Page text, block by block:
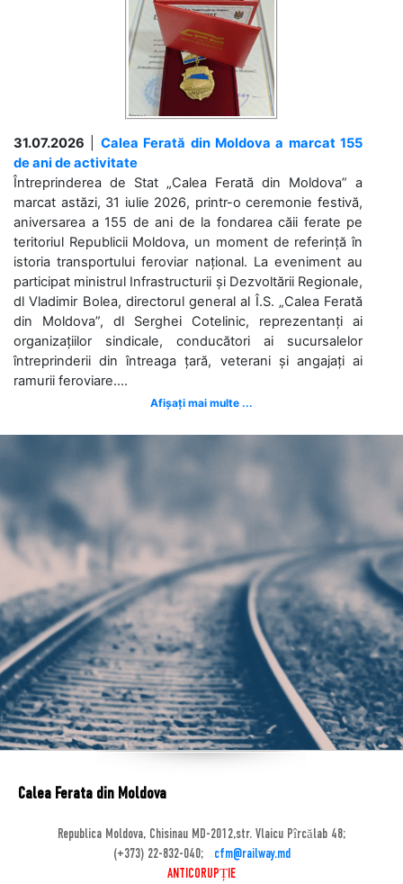
31.07.2026
Calea Ferată din Moldova a marcat 155
de ani de activitate
Întreprinderea de Stat „Calea Ferată din Moldova” a
marcat astăzi, 31 iulie 2026, printr-o ceremonie festivă,
aniversarea a 155 de ani de la fondarea căii ferate pe
teritoriul Republicii Moldova, un moment de referință în
istoria transportului feroviar național. La eveniment au
participat ministrul Infrastructurii și Dezvoltării Regionale,
dl Vladimir Bolea, directorul general al Î.S. „Calea Ferată
din Moldova”, dl Serghei Cotelinic, reprezentanți ai
organizațiilor sindicale, conducători ai sucursalelor
întreprinderii din întreaga țară, veterani și angajați ai
ramurii feroviare....
Afișați mai multe ...
Calea Ferata din Moldova
Republica Moldova, Chisinau MD-2012,str. Vlaicu Pîrcălab 48;
(+373) 22-832-040;
cfm@railway.md
ANTICORUPȚIE